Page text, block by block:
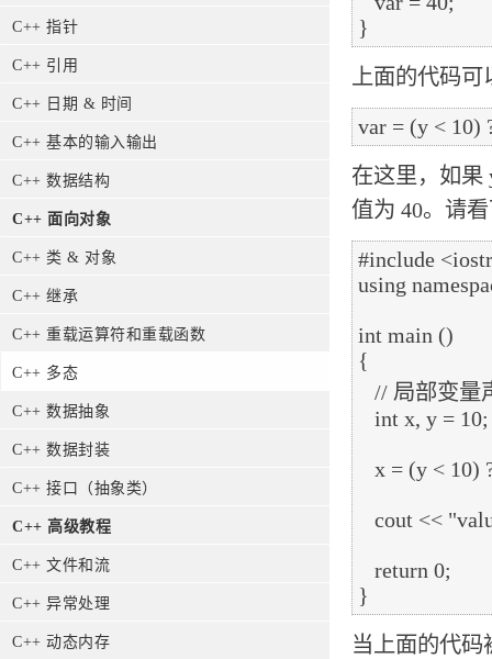
C++ 指针
C++ 引用
C++ 日期 & 时间
C++ 基本的输入输出
C++ 数据结构
C++ 面向对象
C++ 类 & 对象
C++ 继承
C++ 重载运算符和重载函数
C++ 多态
C++ 数据抽象
C++ 数据封装
C++ 接口（抽象类）
C++ 高级教程
C++ 文件和流
C++ 异常处理
C++ 动态内存
上面的代码
在这里，如果
值为 40。请
#include
using
int main ()
{
当上面的代码